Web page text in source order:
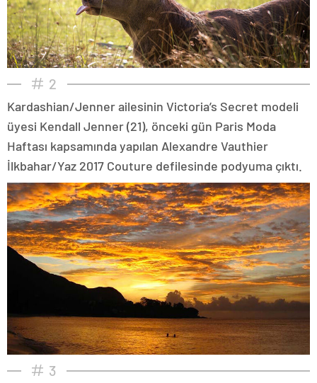
2
Kardashian/Jenner ailesinin Victoria’s Secret modeli
üyesi Kendall Jenner (21), önceki gün Paris Moda
Haftası kapsamında yapılan Alexandre Vauthier
İlkbahar/Yaz 2017 Couture defilesinde podyuma çıktı.
3